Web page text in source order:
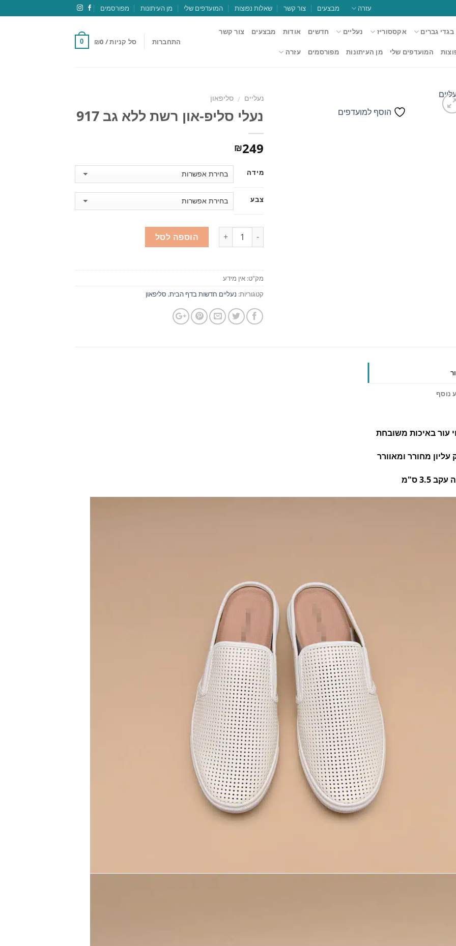
עזרה מבצעים צור קשר שאלות נפוצות המועדפים שלי מן העיתונות מפורסמים
בגדי גברים אקססוריז נעליים חדשים אודות מבצעים צור קשר
המועדפים שלי מן העיתונות מפורסמים עזרה
התחברות סל קניות / ₪0
0
הוסף למועדפים
נעליים / סליפאון
נעלי סליפ-און רשת ללא גב 917
₪249
מידה
צבע
הוספה לסל
מק"ט: אין מידע
קטגוריות: נעליים חדשות בדף הבית, סליפאון
נוסף
עור באיכות משובחת
עליון מחורר ומאוורר
3.5 ס"מ